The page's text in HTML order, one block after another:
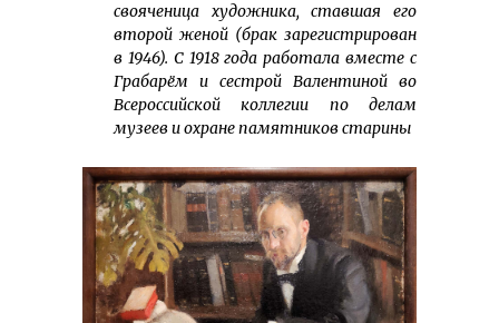
свояченица художника, ставшая его
второй женой (брак зарегистрирован
в 1946). С 1918 года работала вместе с
Грабарём и сестрой Валентиной во
Всероссийской коллегии по делам
музеев и охране памятников старины